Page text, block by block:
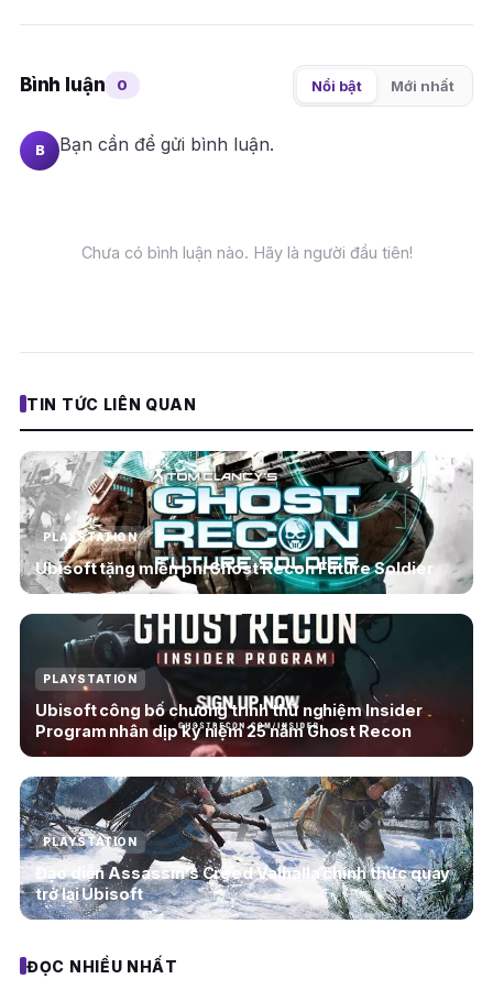
Bình luận 0 Nổi bật Mới nhất
B Bạn cần để gửi bình luận.
Chưa có bình luận nào. Hãy là người đầu tiên!
TIN TỨC LIÊN QUAN
PLAYSTATION
Ubisoft tặng miễn phí Ghost Recon Future Soldier
PLAYSTATION
Ubisoft công bố chương trình thử nghiệm Insider
Program nhân dịp kỷ niệm 25 năm Ghost Recon
PLAYSTATION
Đạo diễn Assassin’s Creed Valhalla chính thức quay
trở lại Ubisoft
ĐỌC NHIỀU NHẤT